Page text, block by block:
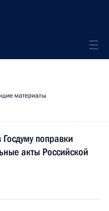
материалы
поправки
акты Российской